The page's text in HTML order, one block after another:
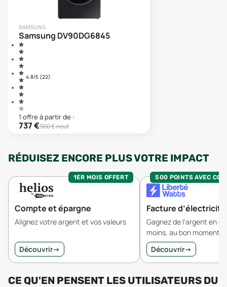
SAMSUNG
Samsung DV90DG6845
4.8/5 (22)
1 offre à partir de :
737€900€ neuf
RÉDUISEZ ENCORE PLUS VOTRE IMPACT
1ER MOIS OFFERT
Compte et épargne
Alignez votre argent et vos valeurs
Découvrir→
500 POINTS AVEC
Facture d’électricité
Gagnez de l'argent en
moins, au bon moment.
Découvrir→
CE QU'EN PENSENT LES UTILISATEURS DU